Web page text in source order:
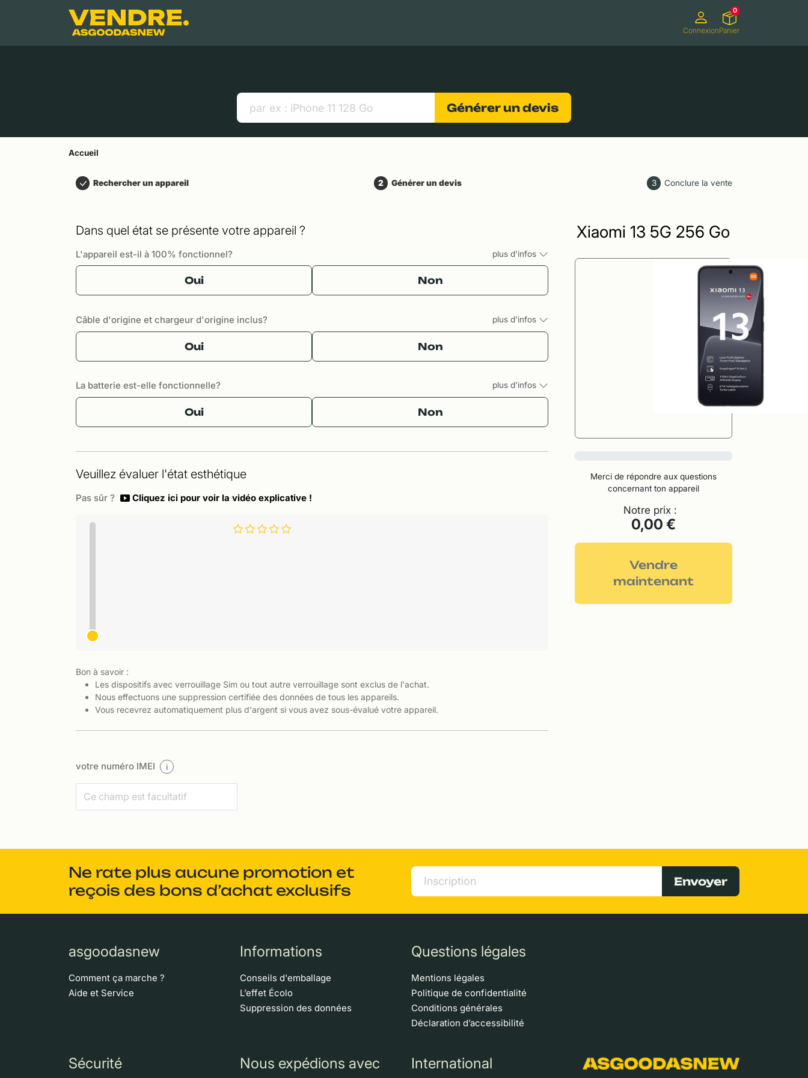
Contenu principal
ConnexionPanier
0
Générer un devis
Accueil
Rechercher un appareil 2 Générer un devis 3 Conclure la vente
Dans quel état se présente votre appareil ?
L'appareil est-il à 100% fonctionnel? plus d'infos
Oui Non
Câble d'origine et chargeur d'origine inclus? plus d'infos
Oui Non
La batterie est-elle fonctionnelle? plus d'infos
Oui Non
Veuillez évaluer l'état esthétique
Pas sûr ? Cliquez ici pour voir la vidéo explicative !
Bon à savoir :
Les dispositifs avec verrouillage Sim ou tout autre verrouillage sont exclus de l'achat.
Nous effectuons une suppression certifiée des données de tous les appareils.
Vous recevrez automatiquement plus d'argent si vous avez sous-évalué votre appareil.
votre numéro IMEI i
Xiaomi 13 5G 256 Go
Merci de répondre aux questions
concernant ton appareil
Notre prix :
0,00 €
Vendre
maintenant
Ne rate plus aucune promotion et
reçois des bons d’achat exclusifs
Envoyer
asgoodasnew
Comment ça marche ?
Aide et Service
Informations
Conseils d'emballage
L’effet Écolo
Suppression des données
Questions légales
Mentions légales
Politique de confidentialité
Conditions générales
Déclaration d’accessibilité
Sécurité Nous expédions avec International